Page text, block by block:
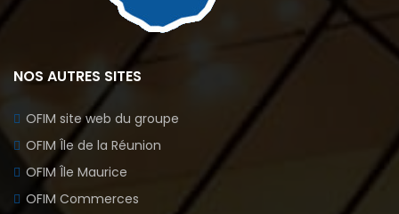
NOS AUTRES SITES
OFIM site web du groupe
OFIM Île de la Réunion
OFIM Île Maurice
OFIM Commerces